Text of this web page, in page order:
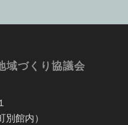
域づくり協議会
館内）